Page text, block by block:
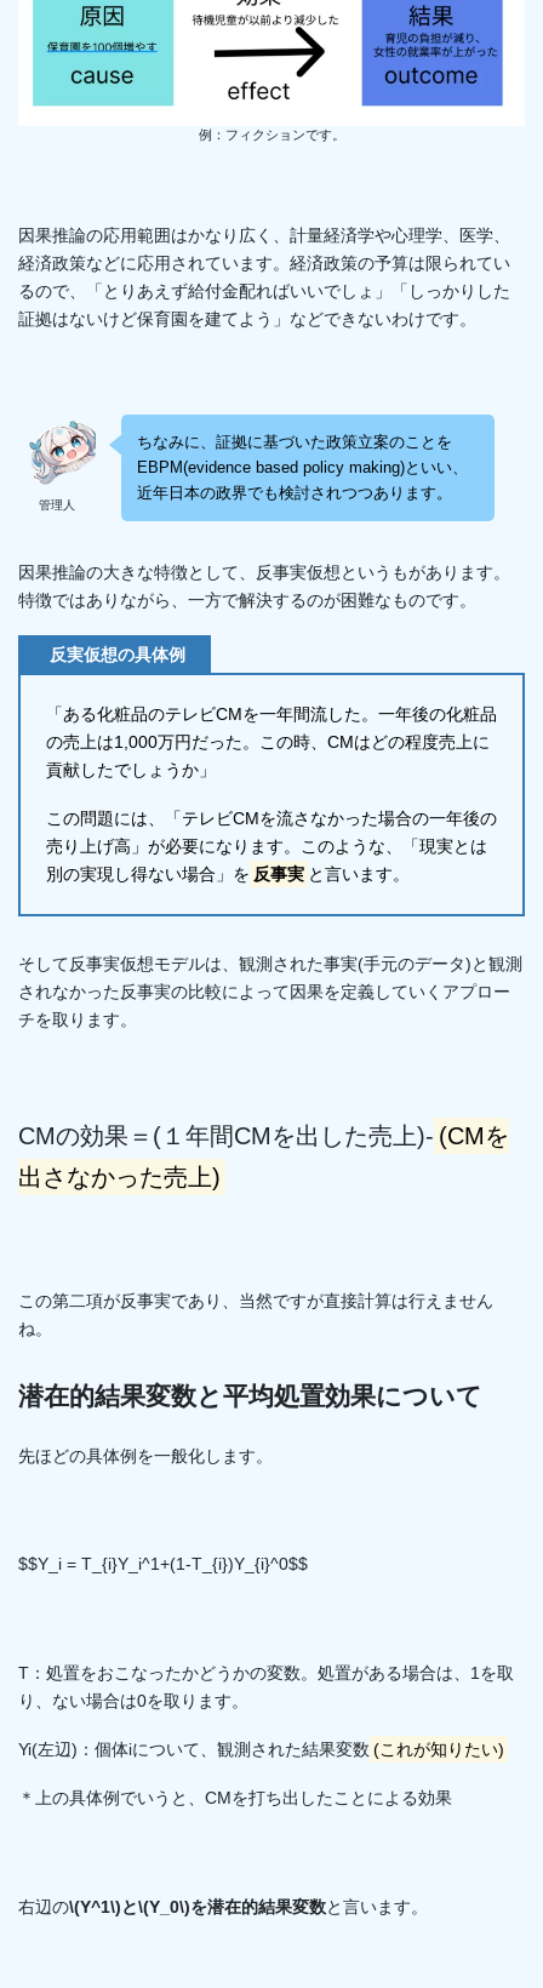
例：フィクションです。
因果推論の応用範囲はかなり広く、計量経済学や心理学、医学、
経済政策などに応用されています。経済政策の予算は限られてい
るので、「とりあえず給付金配ればいいでしょ」「しっかりした
証拠はないけど保育園を建てよう」などできないわけです。
管理人
ちなみに、証拠に基づいた政策立案のことを
EBPM(evidence based policy making)といい、
近年日本の政界でも検討されつつあります。
因果推論の大きな特徴として、反事実仮想というもがあります。
特徴ではありながら、一方で解決するのが困難なものです。
反実仮想の具体例
「ある化粧品のテレビCMを一年間流した。一年後の化粧品
の売上は1,000万円だった。この時、CMはどの程度売上に
貢献したでしょうか」
この問題には、「テレビCMを流さなかった場合の一年後の
売り上げ高」が必要になります。このような、「現実とは
別の実現し得ない場合」を 反事実 と言います。
そして反事実仮想モデルは、観測された事実(手元のデータ)と観測
されなかった反事実の比較によって因果を定義していくアプロー
チを取ります。
CMの効果＝(１年間CMを出した売上)- (CMを
出さなかった売上)
この第二項が反事実であり、当然ですが直接計算は行えません
ね。
潜在的結果変数と平均処置効果について
先ほどの具体例を一般化します。
$$Y_i = T_{i}Y_i^1+(1-T_{i})Y_{i}^0$$
T：処置をおこなったかどうかの変数。処置がある場合は、1を取
り、ない場合は0を取ります。
Yi(左辺)：個体iについて、観測された結果変数 (これが知りたい)
＊上の具体例でいうと、CMを打ち出したことによる効果
右辺の\(Y^1\)と\(Y_0\)を潜在的結果変数と言います。